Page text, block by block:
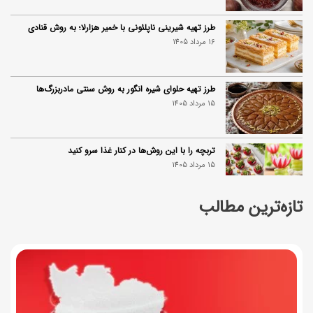
تازه‌ترین مطالب
طرز تهیه شیرینی ناپلئونی با خمیر هزارلا؛ به روش قنادی
16 مرداد 1405
طرز تهیه حلوای شیره انگور به روش سنتی مادربزرگ‌ها
15 مرداد 1405
تربچه را با این روش‌ها در کنار غذا سرو کنید
15 مرداد 1405
طرز تهیه ماهی فسنجان شمالی به روش سنتی+ نکات روغن